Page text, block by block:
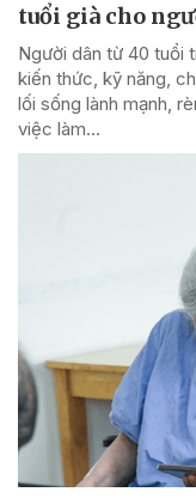
tuổi già cho
Người dân từ 40 tuổi
kiến thức, kỹ năng,
lối sống lành mạnh,
việc làm...